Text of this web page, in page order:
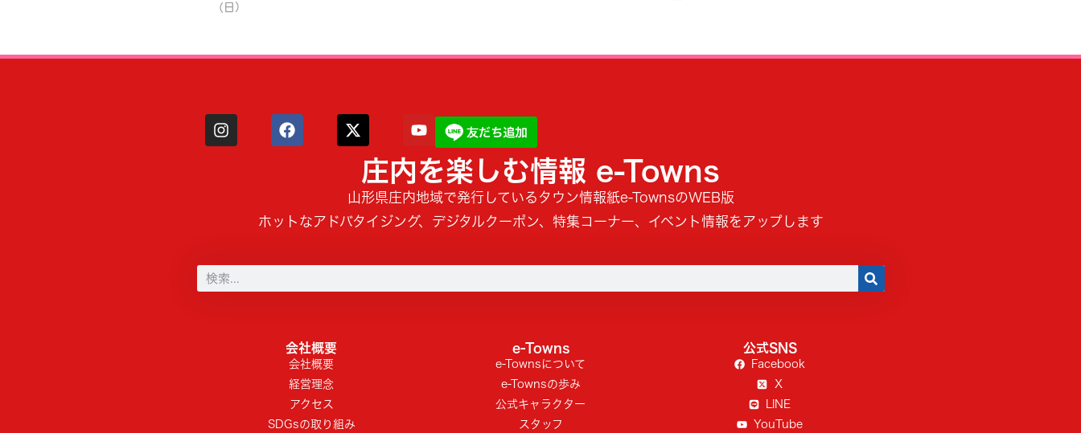
（日）
庄内を楽しむ情報 e-Towns
山形県庄内地域で発行しているタウン情報紙e-TownsのWEB版
ホットなアドバタイジング、デジタルクーポン、特集コーナー、イベント情報をアップします
会社概要
会社概要
経営理念
アクセス
SDGsの取り組み
e-Towns
e-Townsについて
e-Townsの歩み
公式キャラクター
スタッフ
公式SNS
Facebook
X
LINE
YouTube